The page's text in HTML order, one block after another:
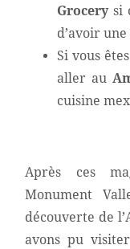
Grocerysi
d’avoir
Si vous
aller au
cuisine
Après ces
Monument
découverte de
avons pu